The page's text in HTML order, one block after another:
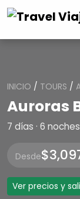
INICIO / TOURS /
Auroras
7 días · 6
Desde
Ver precios y